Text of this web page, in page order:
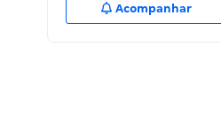
Acompanhar